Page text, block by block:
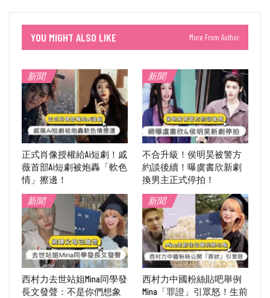
YOU MIGHT ALSO LIKE More From Author
新聞
正式肖像授權給Ai短劇！戚
薇首部Ai短劇被炮轟「軟色
情」擦邊！
新聞
不合升級！侯明昊被警方
約談後續！曝虞書欣新劇
換男主正式停拍！
新聞
西村力去世站姐Mina同學發
長文發聲：不是你們想象
新聞
西村力中國粉絲貼吧舉例
Mina「罪證」引眾怒！生前